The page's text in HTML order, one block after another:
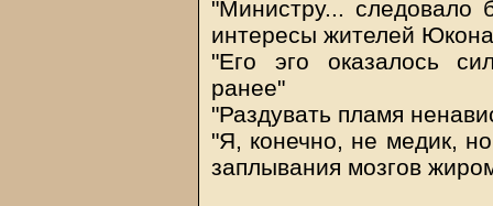
"Министру... следовало
интересы жителей
"Его эго оказалось
ранее"
"Раздувать пламя
"Я, конечно, не медик,
заплывания мозгов